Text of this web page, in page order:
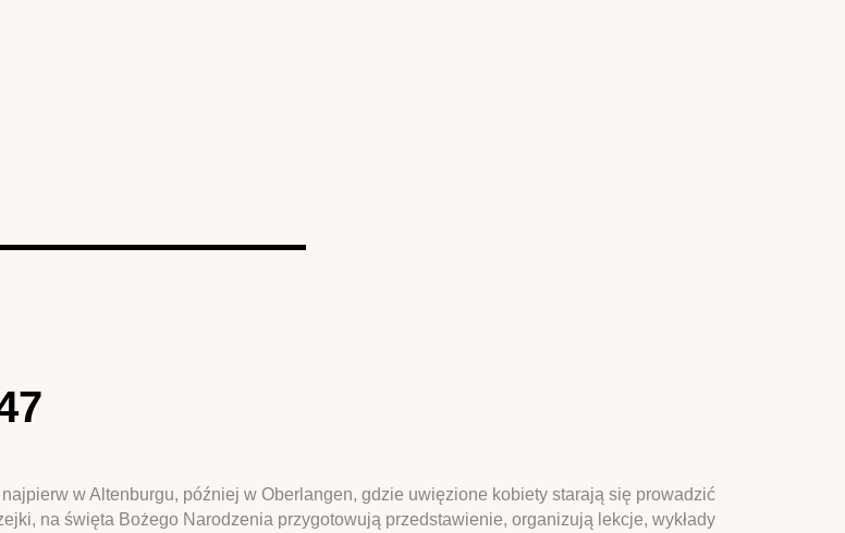
w Altenburgu, później w Oberlangen, gdzie uwięzione kobiety starają się prowadzić
na święta Bożego Narodzenia przygotowują przedstawienie, organizują lekcje, wykłady